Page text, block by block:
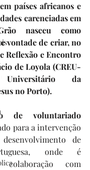
países africanos e
carenciadas em
nasceu como
vontade de criar, no
Reflexão e Encontro
de Loyola (CREU-
da
no Porto).
de voluntariado
para a intervenção
de
onde é
com